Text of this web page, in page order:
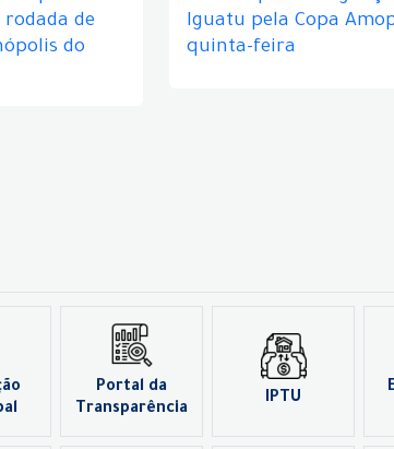
de
do
Iguatu pela Copa
quinta-feira
Portal da
Transparência
IPTU